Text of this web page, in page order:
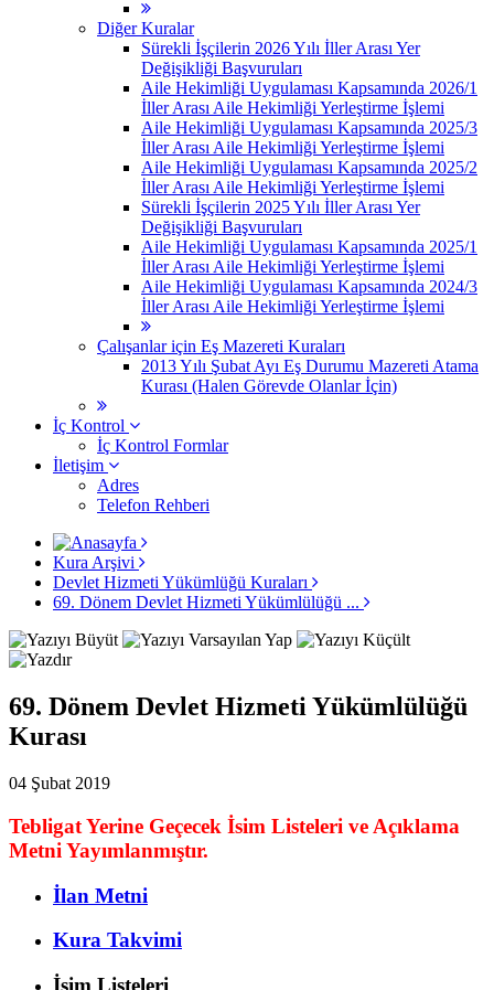
Diğer Kuralar
Sürekli İşçilerin 2026 Yılı İller Arası Yer
Değişikliği Başvuruları
Aile Hekimliği Uygulaması Kapsamında 2026/1
İller Arası Aile Hekimliği Yerleştirme İşlemi
Aile Hekimliği Uygulaması Kapsamında 2025/3
İller Arası Aile Hekimliği Yerleştirme İşlemi
Aile Hekimliği Uygulaması Kapsamında 2025/2
İller Arası Aile Hekimliği Yerleştirme İşlemi
Sürekli İşçilerin 2025 Yılı İller Arası Yer
Değişikliği Başvuruları
Aile Hekimliği Uygulaması Kapsamında 2025/1
İller Arası Aile Hekimliği Yerleştirme İşlemi
Aile Hekimliği Uygulaması Kapsamında 2024/3
İller Arası Aile Hekimliği Yerleştirme İşlemi
Çalışanlar için Eş Mazereti Kuraları
2013 Yılı Şubat Ayı Eş Durumu Mazereti Atama
Kurası (Halen Görevde Olanlar İçin)
İç Kontrol
İç Kontrol Formlar
İletişim
Adres
Telefon Rehberi
Kura Arşivi
Devlet Hizmeti Yükümlüğü Kuraları
69. Dönem Devlet Hizmeti Yükümlülüğü ...
69. Dönem Devlet Hizmeti Yükümlülüğü
Kurası
04 Şubat 2019
Tebligat Yerine Geçecek İsim Listeleri ve Açıklama
Metni Yayımlanmıştır.
İlan Metni
Kura Takvimi
İsim Listeleri